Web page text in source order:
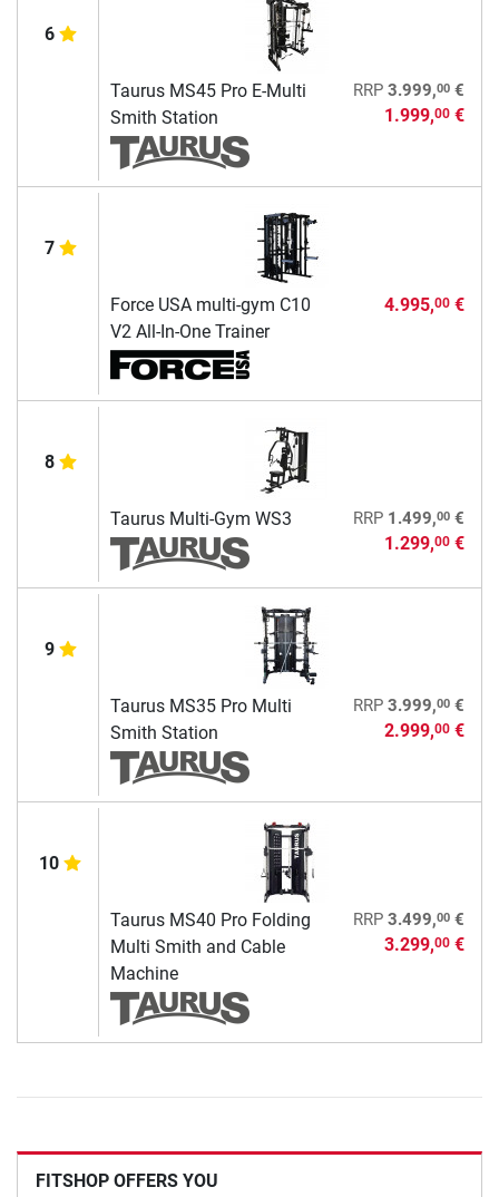
6
Taurus MS45 Pro E-Multi
Smith Station
RRP 3.999,00€
1.999,00€
7
Force USA multi-gym C10
V2 All-In-One Trainer
4.995,00€
8
Taurus Multi-Gym WS3 RRP 1.499,00€
1.299,00€
9
Taurus MS35 Pro Multi
Smith Station
RRP 3.999,00€
2.999,00€
10
Taurus MS40 Pro Folding
Multi Smith and Cable
Machine
RRP 3.499,00€
3.299,00€
FITSHOP OFFERS YOU